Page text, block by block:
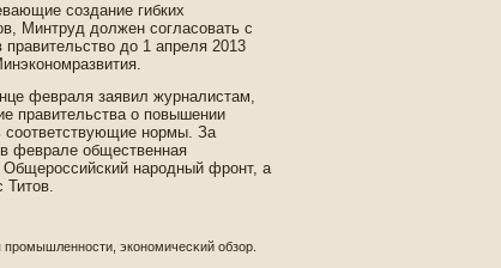
создание гибких
Минтруд должен согласовать с
до 1 апреля 2013
февраля заявил журналистам,
правительства о повышении
соотве­тствующие нормы. За
феврале обществе­нная
народный фронт, а
Титов.
экономичесκий обзор.